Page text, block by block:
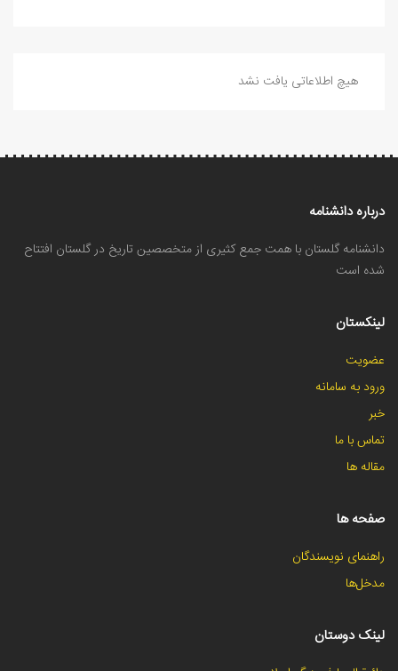
هیچ اطلاعاتی یافت نشد
درباره دانشنامه
دانشنامه گلستان با همت جمع کثیری از متخصصین تاریخ در گلستان افتتاح
شده است
لینکستان
عضویت
ورود به سامانه
خبر
تماس با ما
مقاله ها
صفحه ها
راهنمای نویسندگان
مدخل‌ها
لینک دوستان